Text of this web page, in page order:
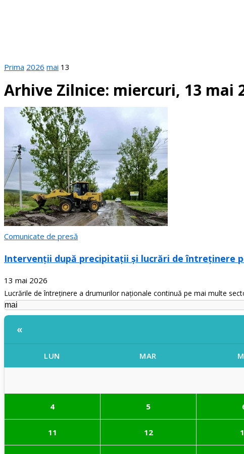
Prima 2026 mai 13
Arhive Zilnice: miercuri, 13 mai
Comunicate de presă
Intervenții după precipitații și lucrări de întreținere
13 mai 2026
Lucrările de întreținere a drumurilor naționale continuă pe mai multe
«
LUN MAR
4 5
11 12